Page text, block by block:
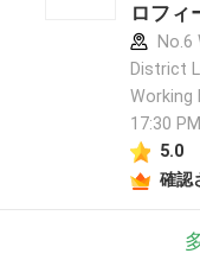
ロフィ
No.6
District
Working
17:30
5.0
確認